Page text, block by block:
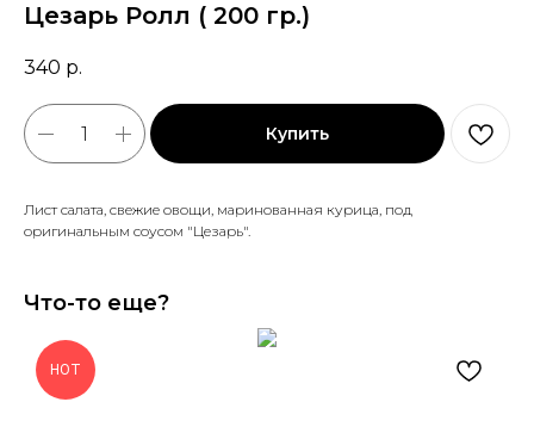
Цезарь Ролл ( 200 гр.)
340 р.
Купить
Лист салата, свежие овощи, маринованная курица, под
оригинальным соусом "Цезарь".
Что-то еще?
HOT